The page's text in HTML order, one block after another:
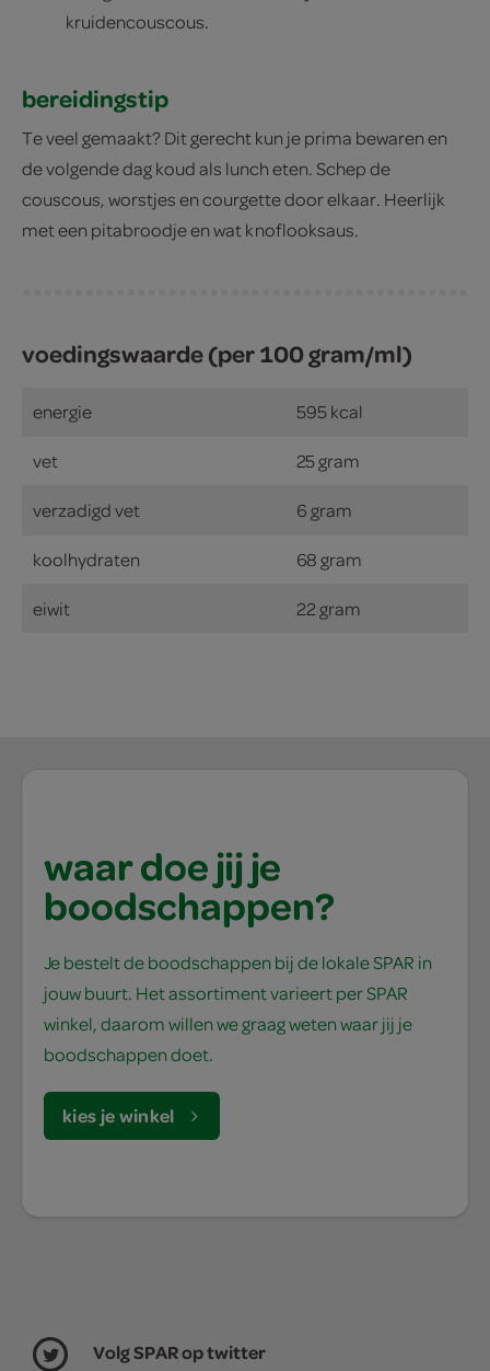
kruidencouscous.
bereidingstip
Te veel gemaakt? Dit gerecht kun je prima bewaren en
de volgende dag koud als lunch eten. Schep de
couscous, worstjes en courgette door elkaar. Heerlijk
met een pitabroodje en wat knoflooksaus.
voedingswaarde (per 100 gram/ml)
energie 595 kcal
vet 25 gram
verzadigd vet 6 gram
koolhydraten 68 gram
eiwit 22 gram
waar doe jij je
boodschappen?
Je bestelt de boodschappen bij de lokale SPAR in
jouw buurt. Het assortiment varieert per SPAR
winkel, daarom willen we graag weten waar jij je
boodschappen doet.
kies je winkel
Volg SPAR op twitter